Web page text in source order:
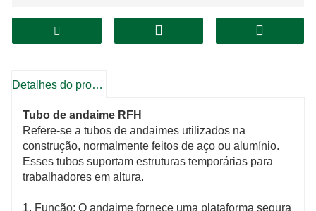
Detalhes do produto
Tubo de andaime RFH
Refere-se a tubos de andaimes utilizados na
construção, normalmente feitos de aço ou alumínio.
Esses tubos suportam estruturas temporárias para
trabalhadores em altura.
1. Função: O andaime fornece uma plataforma segura